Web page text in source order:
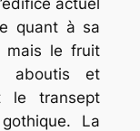
quant à sa
mais le fruit
aboutis et
le transept
La